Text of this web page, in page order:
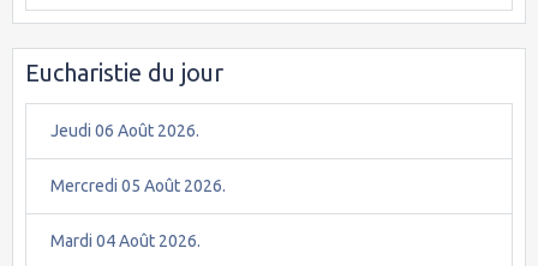
Eucharistie du jour
Jeudi 06 Août 2026.
Mercredi 05 Août 2026.
Mardi 04 Août 2026.